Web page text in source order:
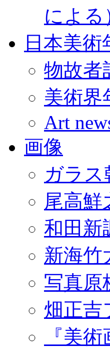
による
日本美術
物故者
美術界
Art
画像
ガラス
尾高鮮
和田新
新海竹
写真原
畑正吉
『美